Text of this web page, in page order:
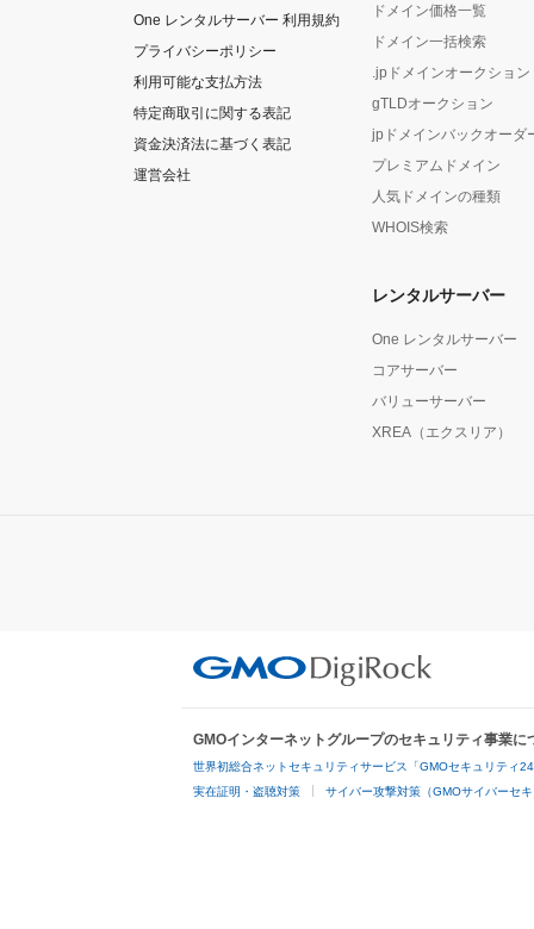
One レンタルサーバー 利用規約
プライバシーポリシー
利用可能な支払方法
特定商取引に関する表記
資金決済法に基づく表記
運営会社
ドメイン価格一覧
ドメイン一括検索
.jpドメインオークション
gTLDオークション
jpドメインバックオーダ
プレミアムドメイン
人気ドメインの種類
WHOIS検索
レンタルサーバー
One レンタルサーバー
コアサーバー
バリューサーバー
XREA（エクスリア）
GMOインターネットグループのセキュリティ事業に
世界初総合ネットセキュリティサービス「GMOセキュリティ24
実在証明・盗聴対策 サイバー攻撃対策（GMOサイバーセキ